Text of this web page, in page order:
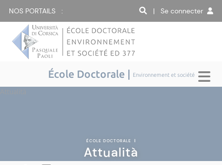
NOS PORTAILS : | Se connecter
École Doctorale | Environnement et société
ÉCOLE DOCTORALE |
Attualità